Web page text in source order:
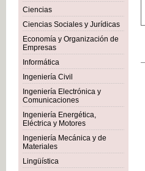
Ciencias
Ciencias Sociales y Jurídicas
Economía y Organización de
Empresas
Informática
Ingeniería Civil
Ingeniería Electrónica y
Comunicaciones
Ingeniería Energética,
Eléctrica y Motores
Ingeniería Mecánica y de
Materiales
Lingüística